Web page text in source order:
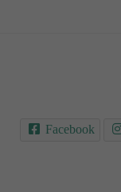
Facebook